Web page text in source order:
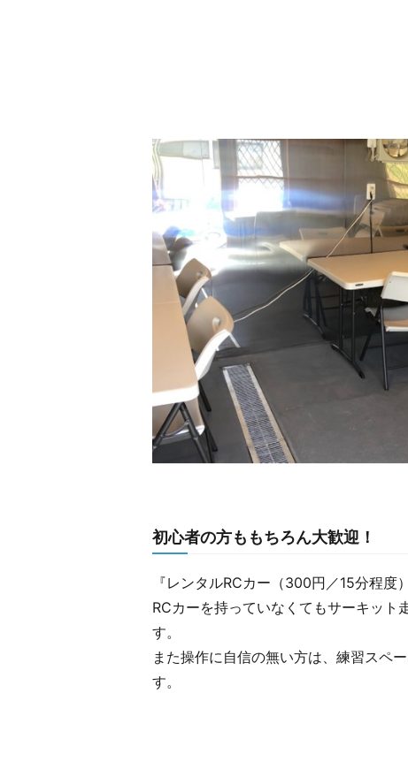
初心者の方ももちろん大歓迎！
『レンタルRCカー（300円／15分程度
RCカーを持っていなくてもサーキット
す。
また操作に自信の無い方は、練習スペ
す。